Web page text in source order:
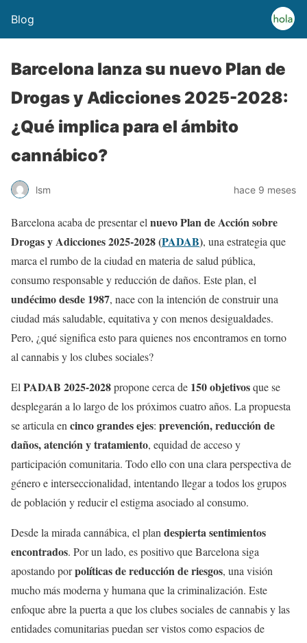
Blog
Barcelona lanza su nuevo Plan de
Drogas y Adicciones 2025-2028:
¿Qué implica para el ámbito
cannábico?
lsm hace 9 meses
Barcelona acaba de presentar el nuevo Plan de Acción sobre
Drogas y Adicciones 2025-2028 (PADAB), una estrategia que
marca el rumbo de la ciudad en materia de salud pública,
consumo responsable y reducción de daños. Este plan, el
undécimo desde 1987, nace con la intención de construir una
ciudad más saludable, equitativa y con menos desigualdades.
Pero, ¿qué significa esto para quienes nos encontramos en torno
al cannabis y los clubes sociales?
El PADAB 2025-2028propone cerca de 150 objetivosque se
desplegarán a lo largo de los próximos cuatro años. La propuesta
se articula en cinco grandes ejes: prevención, reducción de
daños, atención y tratamiento, equidad de acceso y
participación comunitaria. Todo ello con una clara perspectiva de
género e interseccionalidad, intentando llegar a todos los grupos
de población y reducir el estigma asociado al consumo.
Desde la mirada cannábica, el plan despierta sentimientos
encontrados. Por un lado, es positivo que Barcelona siga
apostando porpolíticas de reducción de riesgos, una visión
mucho más moderna y humana que la criminalización. Este
enfoque abre la puerta a que los clubes sociales de cannabis y las
entidades comunitarias puedan ser vistos como espacios de